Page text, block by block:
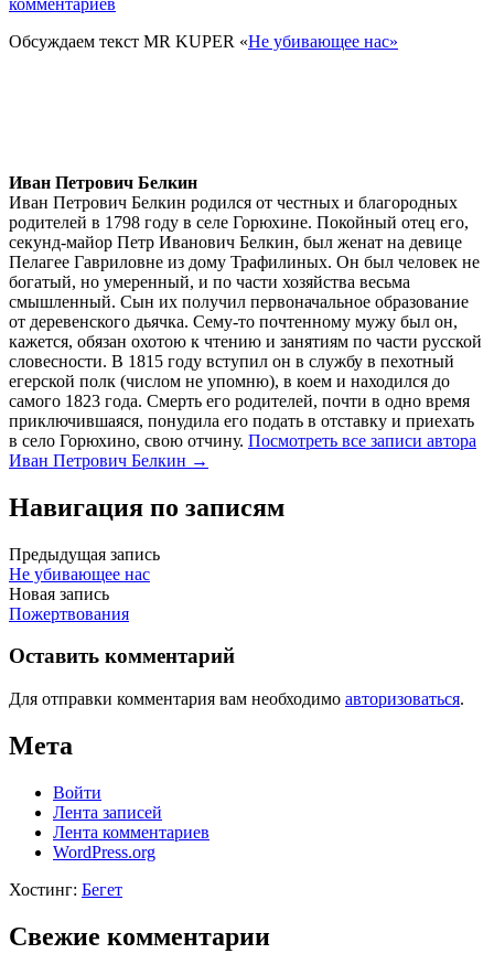
Обсуждаем текст MR KUPER «Не убивающее нас»
Иван Петрович Белкин
Иван Петрович Белкин родился от честных и благородных
родителей в 1798 году в селе Горюхине. Покойный отец его,
секунд-майор Петр Иванович Белкин, был женат на девице
Пелагее Гавриловне из дому Трафилиных. Он был человек не
богатый, но умеренный, и по части хозяйства весьма
смышленный. Сын их получил первоначальное образование
от деревенского дьячка. Сему-то почтенному мужу был он,
кажется, обязан охотою к чтению и занятиям по части русской
словесности. В 1815 году вступил он в службу в пехотный
егерской полк (числом не упомню), в коем и находился до
самого 1823 года. Смерть его родителей, почти в одно время
приключившаяся, понудила его подать в отставку и приехать
в село Горюхино, свою отчину. Посмотреть все записи автора
Иван Петрович Белкин →
Навигация по записям
Предыдущая запись
Не убивающее нас
Новая запись
Пожертвования
Оставить комментарий
Для отправки комментария вам необходимо авторизоваться.
Мета
Войти
Лента записей
Лента комментариев
WordPress.org
Хостинг: Бегет
Свежие комментарии